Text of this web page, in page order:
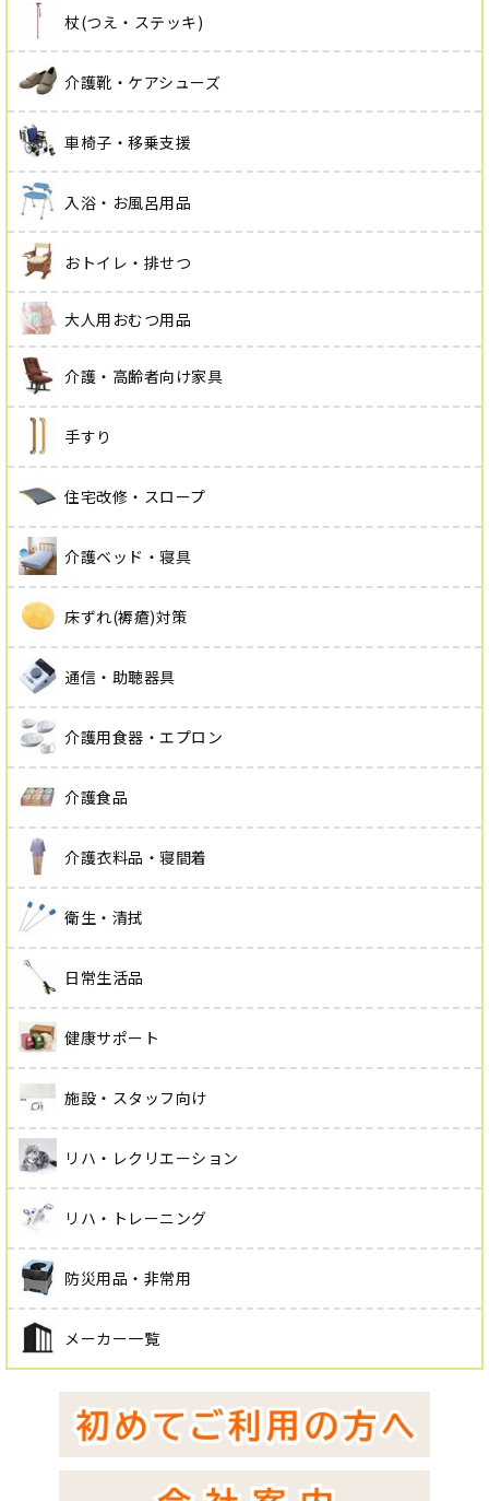
杖(つえ・ステッキ)
介護靴・ケアシューズ
車椅子・移乗支援
入浴・お風呂用品
おトイレ・排せつ
大人用おむつ用品
介護・高齢者向け家具
手すり
住宅改修・スロープ
介護ベッド・寝具
床ずれ(褥瘡)対策
通信・助聴器具
介護用食器・エプロン
介護食品
介護衣料品・寝間着
衛生・清拭
日常生活品
健康サポート
施設・スタッフ向け
リハ・レクリエーション
リハ・トレーニング
防災用品・非常用
メーカー一覧